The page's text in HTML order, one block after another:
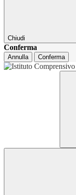
Chiudi
Conferma
Annulla Conferma